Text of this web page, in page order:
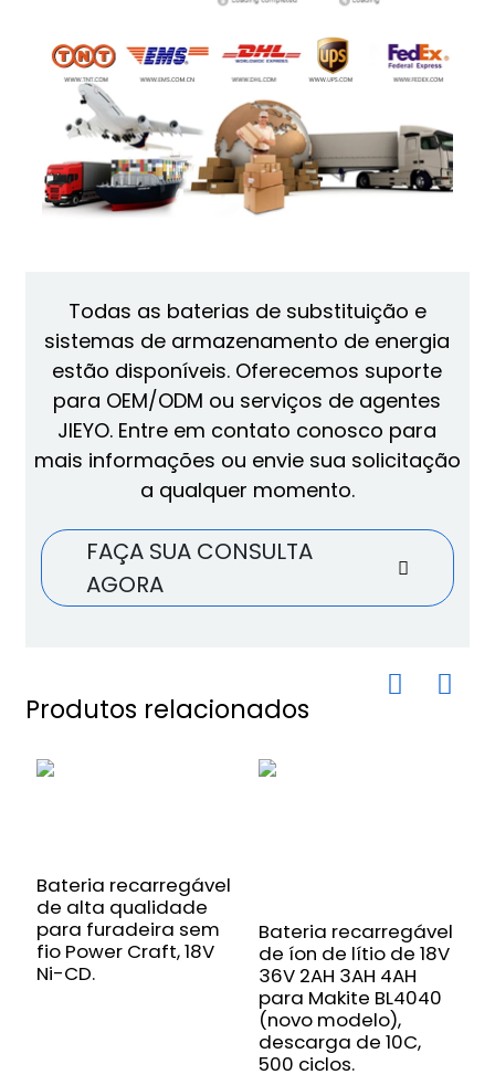
Todas as baterias de substituição e
sistemas de armazenamento de energia
estão disponíveis. Oferecemos suporte
para OEM/ODM ou serviços de agentes
JIEYO. Entre em contato conosco para
mais informações ou envie sua solicitação
a qualquer momento.
FAÇA SUA CONSULTA
AGORA
Produtos relacionados
Bateria recarregável
de alta qualidade
para furadeira sem
fio Power Craft, 18V
Ni-CD.
Bateria recarregável
de íon de lítio de 18V
36V 2AH 3AH 4AH
para Makite BL4040
(novo modelo),
descarga de 10C,
500 ciclos.